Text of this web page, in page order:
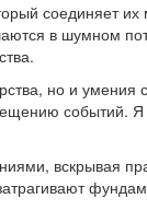
соединяет
в шумном
но и
событий. Я
вскрывая